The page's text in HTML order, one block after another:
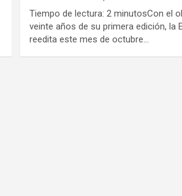
Tiempo de lectura: 2 minutosCon el
veinte años de su primera edición, la
reedita este mes de octubre…